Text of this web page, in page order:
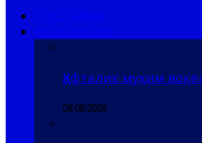
Ҳафталик муҳим
08.08.2026